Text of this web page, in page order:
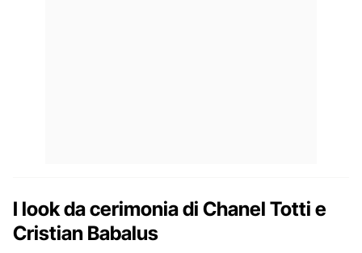
I look da cerimonia di Chanel Totti e
Cristian Babalus